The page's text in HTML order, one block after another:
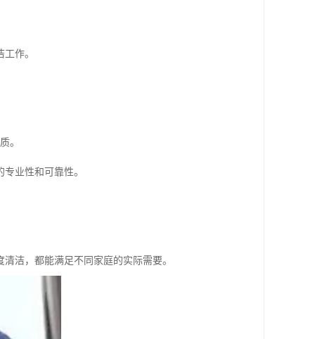
作。
。
业性和可靠性。
洁，都能满足不同家庭的实际需要。